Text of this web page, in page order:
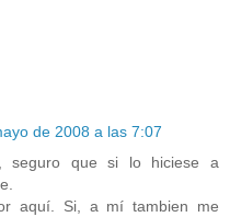
de 2008 a las 7:07
seguro que si lo hiciese a
aquí. Si, a mí tambien me